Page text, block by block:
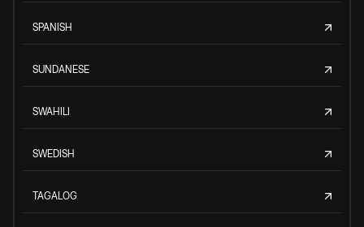
SPANISH
SUNDANESE
SWAHILI
SWEDISH
TAGALOG